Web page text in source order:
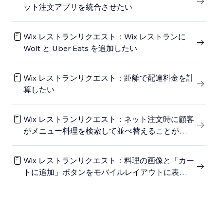
ット注文アプリを統合させたい
Wix レストランリクエスト：Wix レストランに
Wolt と Uber Eats を追加したい
Wix レストランリクエスト：距離で配達料金を計
算したい
Wix レストランリクエスト：ネット注文時に顧客
がメニュー料理を検索して並べ替えることができ
Wix レストランリクエスト：料理の画像と「カー
トに追加」ボタンをモバイルレイアウトに表示し